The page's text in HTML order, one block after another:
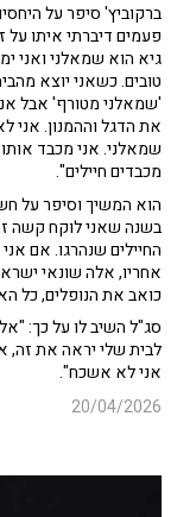
ברקוביץ' סיפר על
פעמים דיברתי איתו
גיא הוא שמאלני ואני
טובים. כשאני יוצא
'שמאלני מטורף' אבל
את הדגל וההמנון.
שמאלני. אני מכבד
מכבדים חיילים".
הוא המשיך וסיפר על
בשנה שאני לוקח קשה
החיילים שנהרגו. אם
אחריו, אלה שונאי
כואב את הנופלים, כל
סג"ל השיב לו על כך:
לבית שלי יראה את זה,
אני לא אשכח".
20/04/2026